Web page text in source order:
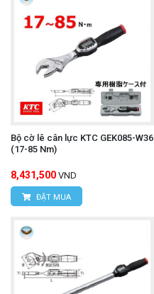
Bộ cờ lê cân lực KTC GEK085-W36
(17-85 Nm)
8,431,500 VND
ĐẶT MUA